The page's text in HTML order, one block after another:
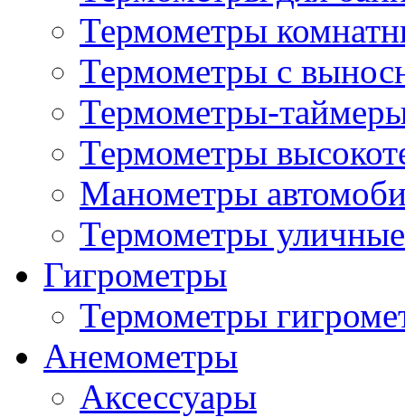
Термометры
Термометры с
Термометры-
Термометры
Манометры
Термометры уличные
Гигрометры
Термометры
Анемометры
Аксессуары